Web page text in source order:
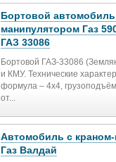
Бортовой
манипулятором Газ
ГАЗ 33086
Бортовой ГАЗ-33086
и КМУ. Технические
формула – 4х4,
от...
Автомобиль с
Газ Валдай